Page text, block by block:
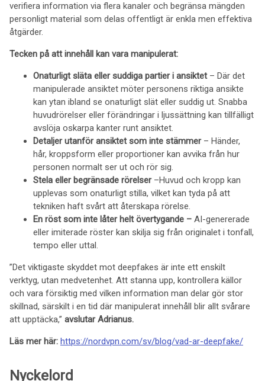
verifiera information via flera kanaler och begränsa mängden
personligt material som delas offentligt är enkla men effektiva
åtgärder.
Tecken på att innehåll kan vara manipulerat:
Onaturligt släta eller suddiga partier i ansiktet– Där det
manipulerade ansiktet möter personens riktiga ansikte
kan ytan ibland se onaturligt slät eller suddig ut. Snabba
huvudrörelser eller förändringar i ljussättning kan tillfälligt
avslöja oskarpa kanter runt ansiktet.
Detaljer utanför ansiktet som inte stämmer– Händer,
hår, kroppsform eller proportioner kan avvika från hur
personen normalt ser ut och rör sig.
Stela eller begränsade rörelser–Huvud och kropp kan
upplevas som onaturligt stilla, vilket kan tyda på att
tekniken haft svårt att återskapa rörelse.
En röst som inte låter helt övertygande – AI-genererade
eller imiterade röster kan skilja sig från originalet i tonfall,
tempo eller uttal.
”Det viktigaste skyddet mot deepfakes är inte ett enskilt
verktyg, utan medvetenhet. Att stanna upp, kontrollera källor
och vara försiktig med vilken information man delar gör stor
skillnad, särskilt i en tid där manipulerat innehåll blir allt svårare
att upptäcka,” avslutar Adrianus.
Läs mer här: https://nordvpn.com/sv/blog/vad-ar-deepfake/
Nyckelord